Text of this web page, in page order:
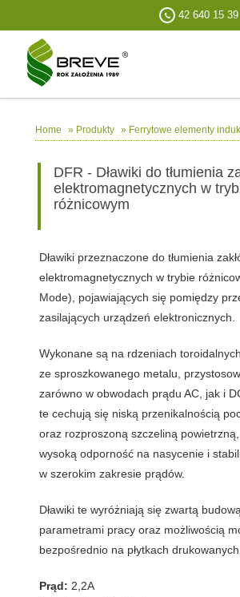
42 640 15 39
Home » Produkty » Ferrytowe elementy
DFR - Dławiki do tłumienia
elektromagnetycznych w
różnicowym
Dławiki przeznaczone do tłumienia
elektromagnetycznych w trybie
Mode), pojawiających się pomiędzy
zasilających urządzeń elektronicznych.
Wykonane są na rdzeniach toroidalnych
ze sproszkowanego metalu,
zarówno w obwodach prądu AC, jak i
te cechują się niską przenikalnością
oraz rozproszoną szczeliną
wysoką odporność na nasycenie i
w szerokim zakresie prądów.
Dławiki te wyróżniają się zwartą
parametrami pracy oraz możliwością
bezpośrednio na płytkach
Prąd: 2,2A